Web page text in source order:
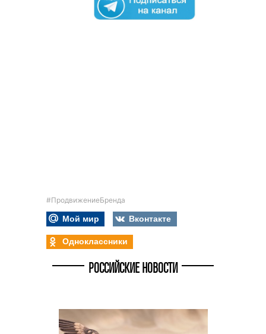
#ПродвижениеБренда
Мой мир
Вконтакте
Одноклассники
РОССИЙСКИЕ НОВОСТИ